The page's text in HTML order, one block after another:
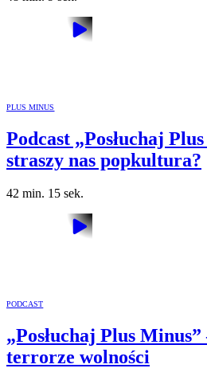
PLUS MINUS
Podcast „Posłuchaj
straszy nas popkultura?
42 min. 15 sek.
PODCAST
„Posłuchaj Plus
terrorze wolności